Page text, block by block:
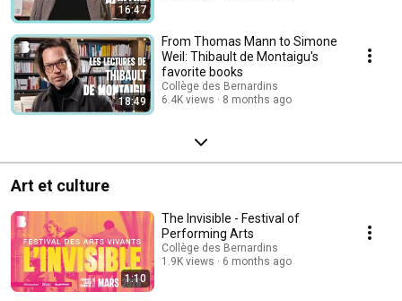
16:47
18:49
From Thomas Mann to Simone
Weil: Thibault de Montaigu's
favorite books
Collège des Bernardins
6.4K views
8 months ago
Art et culture
1:10
The Invisible - Festival of
Performing Arts
Collège des Bernardins
1.9K views
6 months ago